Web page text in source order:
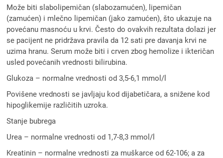
Može biti slabolipemičan (slabozamućen), lipemičan
(zamućen) i mlečno lipemičan (jako zamućen), što ukazuje na
povećanu masnoću u krvi. Često do ovakvih rezultata dolazi jer
se pacijent ne pridržava pravila da 12 sati pre davanja krvi ne
uzima hranu. Serum može biti i crven zbog hemolize i ikteričan
usled povećanih vrednosti bilirubina.
Glukoza – normalne vrednosti od 3,5-6,1 mmol/l
Povišene vrednosti se javljaju kod dijabetičara, a snižene kod
hipoglikemije različitih uzroka.
Stanje bubrega
Urea – normalne vrednosti od 1,7-8,3 mmol/l
Kreatinin – normalne vrednosti za muškarce od 62-106; a za